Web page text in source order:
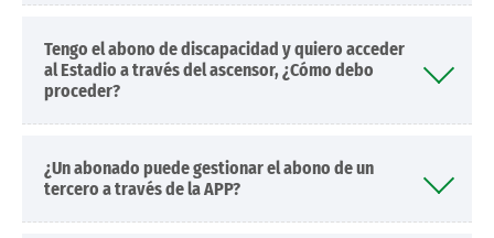
Tengo el abono de discapacidad y quiero acceder
al Estadio a través del ascensor, ¿Cómo debo
proceder?
¿Un abonado puede gestionar el abono de un
tercero a través de la APP?